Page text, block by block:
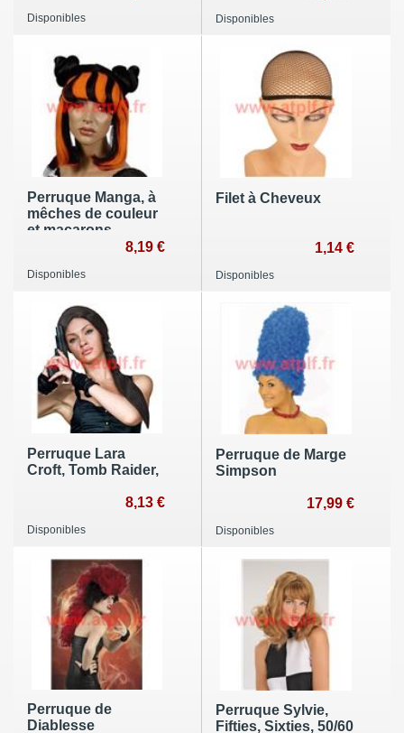
Disponibles Disponibles
Perruque Manga, à
mêches de couleur
et macarons
8,19 €
Disponibles
Filet à Cheveux
1,14 €
Disponibles
Perruque Lara
Croft, Tomb Raider,
8,13 €
Disponibles
Perruque de Marge
Simpson
17,99 €
Disponibles
Perruque de
Diablesse
Perruque Sylvie,
Fifties, Sixties, 50/60